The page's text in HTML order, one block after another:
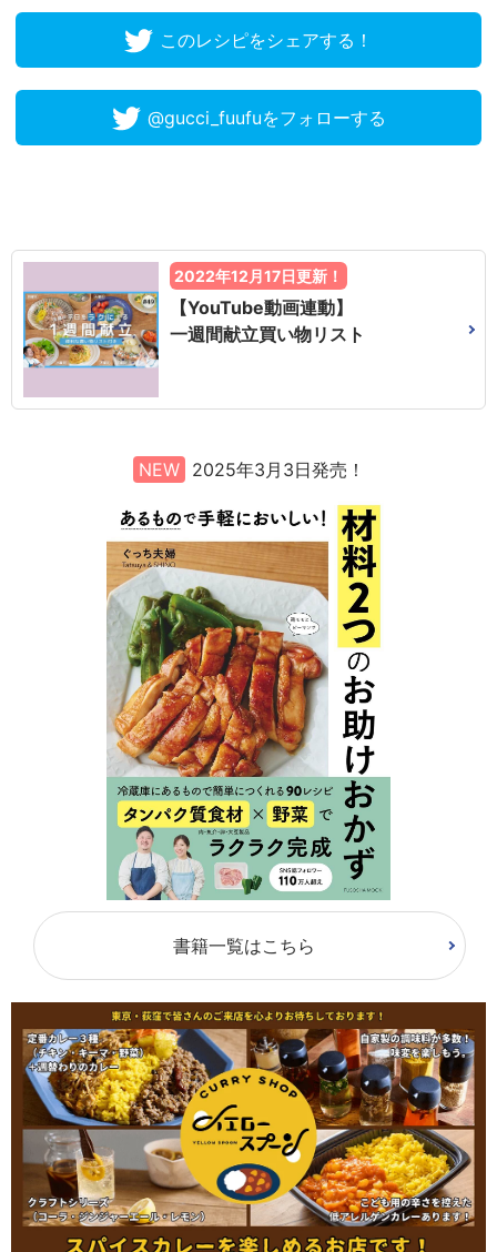
このレシピをシェアする！
@gucci_fuufuをフォローする
2022年12月17日更新！
【YouTube動画連動】
一週間献立買い物リスト
NEW 2025年3月3日発売！
書籍一覧はこちら